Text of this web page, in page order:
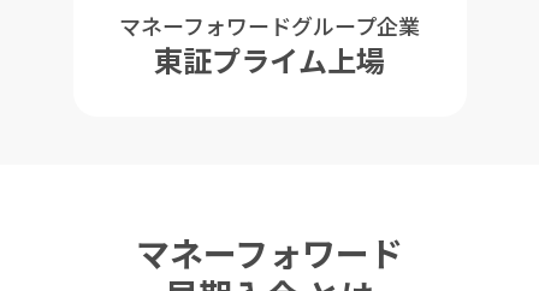
マネーフォワードグループ企業
東証プライム上場
マネーフォワード